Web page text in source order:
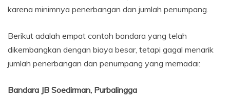
karena minimnya penerbangan dan jumlah penumpang.
Berikut adalah empat contoh bandara yang telah
dikembangkan dengan biaya besar, tetapi gagal menarik
jumlah penerbangan dan penumpang yang memadai:
Bandara JB Soedirman, Purbalingga